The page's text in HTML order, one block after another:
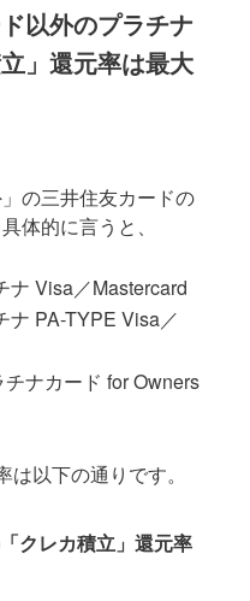
以外のプラチナ
」還元率は最大
の三井住友カードの
体的に言うと、
ナ Visa／Mastercard
ナ PA-TYPE Visa／
ナカード for Owners
以下の通りです。
クレカ積立」還元率